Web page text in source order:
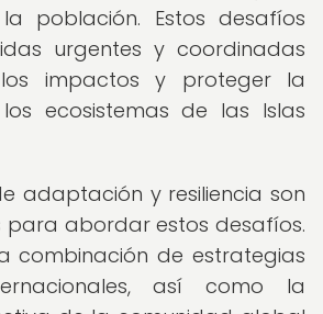
población. Estos desafíos
urgentes y coordinadas
impactos y proteger la
ecosistemas de las Islas
adaptación y resiliencia son
para abordar estos desafíos.
combinación de estrategias
así como la